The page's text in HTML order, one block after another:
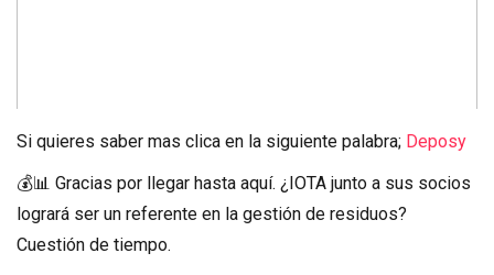
Si quieres saber mas clica en la siguiente palabra; Deposy
💰📊 Gracias por llegar hasta aquí. ¿IOTA junto a sus socios
logrará ser un referente en la gestión de residuos?
Cuestión de tiempo.